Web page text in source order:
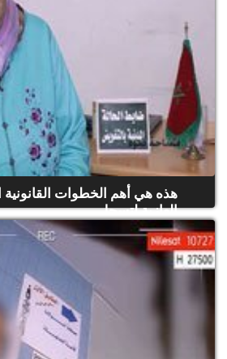
هذه هي أهم الخطوات القانونية
العازبة لتسجل...